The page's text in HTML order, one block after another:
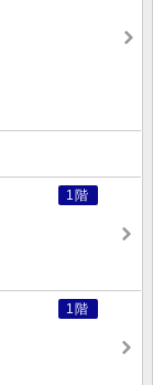
1階
1階